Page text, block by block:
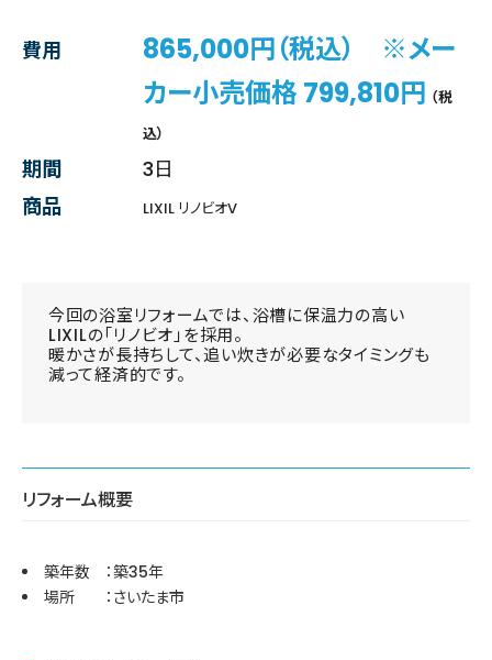
費用
865,000円（税込） ※メー
カー小売価格 799,810円 （税
込）
期間
3日
商品
LIXIL リノビオV
今回の浴室リフォームでは、浴槽に保温力の高い
LIXILの「リノビオ」を採用。
暖かさが長持ちして、追い炊きが必要なタイミングも
減って経済的です。
リフォーム概要
築年数 ：築35年
場所 ：さいたま市